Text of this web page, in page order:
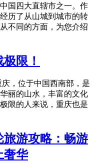
国四大直辖市之一。作
历了从山城到城市的转
不同的方面，为您介绍
限！
，位于中国西南部，是
丽的山水，丰富的文化
限的人来说，重庆也是
游攻略：畅游
奢华